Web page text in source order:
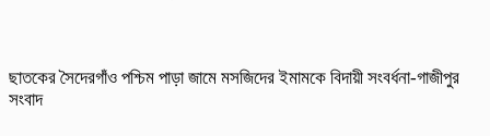
ছাতকের সৈদেরগাঁও পশ্চিম পাড়া জামে মসজিদের ইমামকে বিদায়ী সংবর্ধনা-গাজীপুর
সংবাদ